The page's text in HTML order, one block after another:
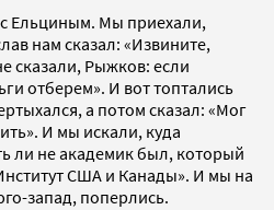
Ельциным. Мы приехали,
нам сказал: «Извините,
сказали, Рыжков: если
отберем». И вот топтались
а потом сказал: «Мог
И мы искали, куда
ли не академик был, который
США и Канады». И мы на
запад, поперлись.